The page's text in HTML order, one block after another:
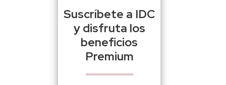
Suscríbete a IDC
y disfruta los
beneficios
Premium